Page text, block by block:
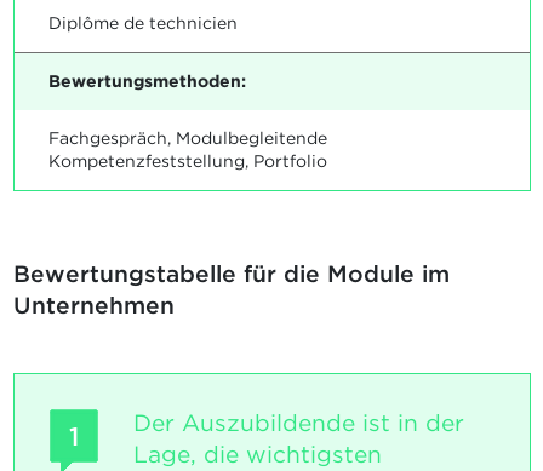
Diplôme de technicien
Bewertungsmethoden:
Fachgespräch, Modulbegleitende
Kompetenzfeststellung, Portfolio
Bewertungstabelle für die Module im
Unternehmen
1
Der Auszubildende ist in der
Lage, die wichtigsten